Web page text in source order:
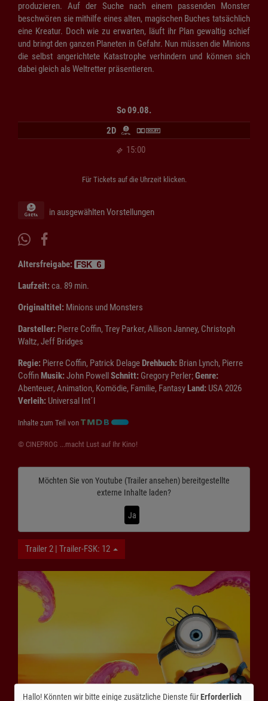
produzieren. Auf der Suche nach einem passenden Monster
beschwören sie mithilfe eines alten, magischen Buches tatsächlich
eine Kreatur. Doch wie zu erwarten, läuft ihr Plan gewaltig schief
und bringt den ganzen Planeten in Gefahr. Nun müssen die Minions
die selbst angerichtete Katastrophe verhindern und können sich
dabei gleich als Weltretter präsentieren.
So 09.08.
15:00
2D
Für Tickets auf die Uhrzeit klicken.
in ausgewählten Vorstellungen
Altersfreigabe:
Laufzeit:ca. 89 min.
Originaltitel: Minions und Monsters
Darsteller: Pierre Coffin, Trey Parker, Allison Janney, Christoph
Waltz, Jeff Bridges
Regie: Pierre Coffin, Patrick Delage Drehbuch: Brian Lynch, Pierre
Coffin Musik:John PowellSchnitt: Gregory Perler;Genre:
Abenteuer, Animation, Komödie, Familie, Fantasy Land: USA 2026
Verleih: Universal Int´l
Inhalte zum Teil von
© CINEPROG ...macht Lust auf Ihr Kino!
Möchten Sie von Youtube (Trailer ansehen) bereitgestellte
externe Inhalte laden?
Ja
Trailer 2 | Trailer-FSK: 12
Hallo! Könnten wir bitte einige zusätzliche Dienste fürErforderlich